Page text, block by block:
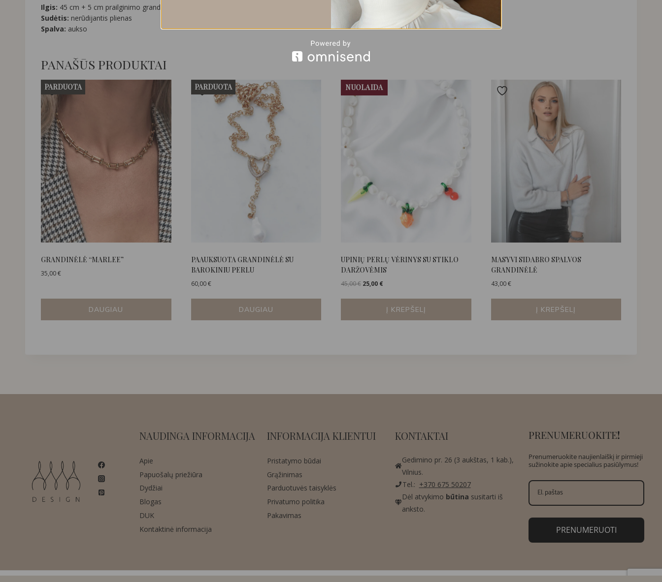
Ilgis: 45 cm + 5 cm prailginimo grandinėlė
Sudėtis: nerūdijantis plienas
Spalva: aukso
PANAŠŪS PRODUKTAI
PARDUOTA
GRANDINĖLĖ “MARLEE”
35,00€
DAUGIAU
PARDUOTA
PAAUKSUOTA GRANDINĖLĖ SU
BAROKINIU PERLU
60,00€
DAUGIAU
NUOLAIDA
UPINIŲ PERLŲ VĖRINYS SU STIKLO
DARŽOVĖMIS
45,00€ Original
25,00 €
25,00 €.
Į KREPŠELĮ
MASYVI SIDABRO SPALVOS
GRANDINĖLĖ
43,00€
Į KREPŠELĮ
NAUDINGA INFORMACIJA
Apie
Papuošalų priežiūra
Dydžiai
Blogas
DUK
Kontaktinė informacija
INFORMACIJA KLIENTUI
Pristatymo būdai
Grąžinimas
Parduotuvės taisyklės
Privatumo politika
Pakavimas
KONTAKTAI
Gedimino pr. 26 (3 aukštas, 1 kab.),
Vilnius.
Tel.: +370 675 50207
Dėl atvykimo būtina susitarti iš
anksto.
PRENUMERUOKITE!
Prenumeruokite naujienlaiškį ir pirmieji
sužinokite apie specialius pasiūlymus!
PRENUMERUOTI